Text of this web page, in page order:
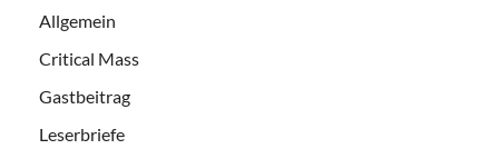
Allgemein
Critical Mass
Gastbeitrag
Leserbriefe